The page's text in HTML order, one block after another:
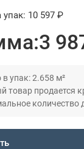
упак: 10 597 ₽
3
в упак: 2.658 м²
товар продается
количество